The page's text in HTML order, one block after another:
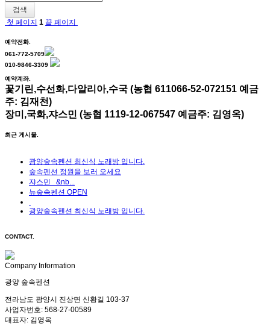
검색
첫 페이지 1 끝 페이지
예약전화.
061-772-5709
010-9846-3309
예약계좌.
꽃기린,수선화,다알리아,수국 (농협 611066-52-072151 예금
주: 김재천)
장미,국화,쟈스민 (농협 1119-12-067547 예금주: 김영옥)
최근 게시물.
광양숲속펜션 최신식 노래방 입니다.
숲속펜션 정원을 보러 오세요
쟈스민 &nb...
뉴숲속펜션 OPEN
광양숲속펜션 최신식 노래방 입니다.
CONTACT.
Company Information
광양 숲속펜션
전라남도 광양시 진상면 신황길 103-37
사업자번호: 568-27-00589
대표자: 김영옥